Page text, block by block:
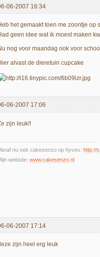
06-2007 16:34
het gemaakt toen me zoontje op
geen idee wat ik moest maken
nog voor maandag ook voor
alvast de dieretuin cupcake
06-2007 17:06
zijn leuk!!
nu ook cakesenzo op hyves: http://
website: www.cakesenzo.nl
06-2007 17:14
zijn heel erg leuk